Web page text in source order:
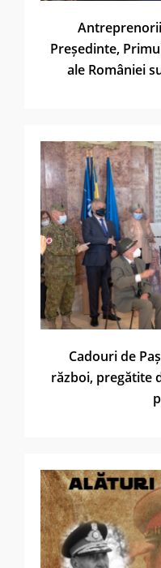
Președinte,
ale României
Cadouri de
război, pregătite